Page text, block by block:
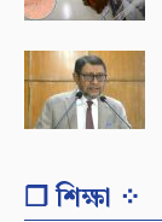
❐ শিক্ষা ⁘